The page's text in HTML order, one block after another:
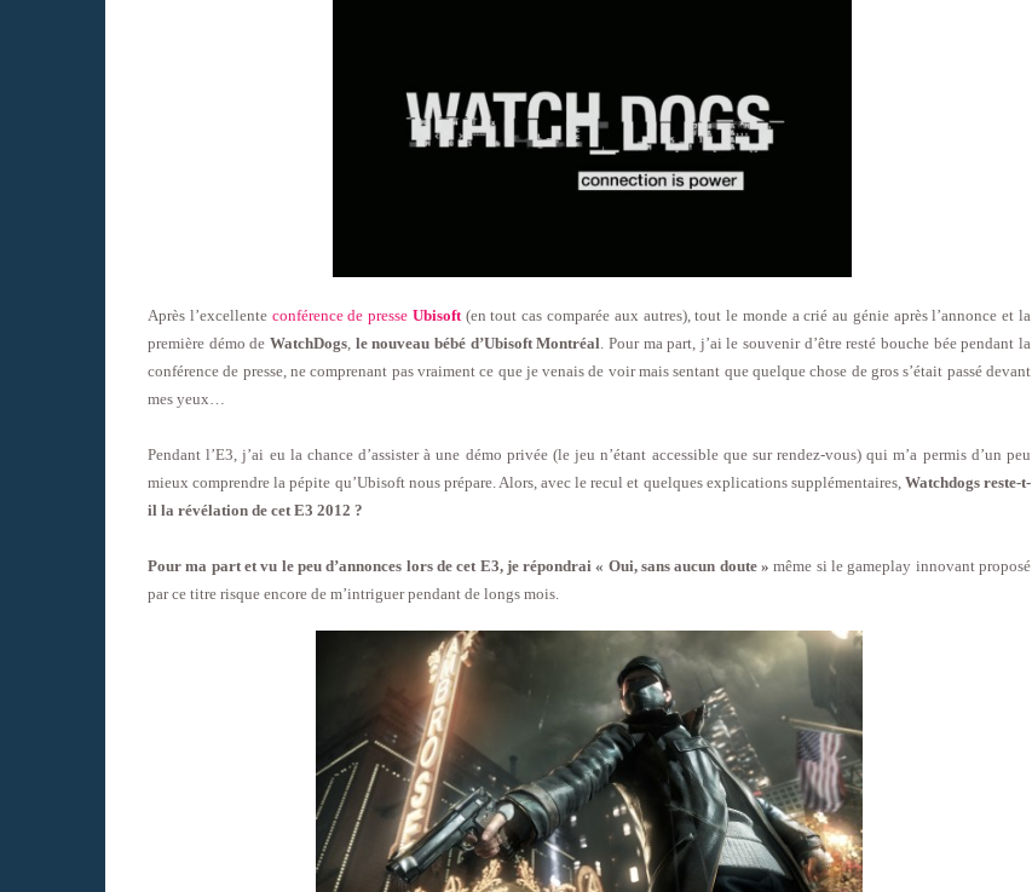
Après l’excellente conférence de presse Ubisoft(en tout cas comparée aux autres), tout le monde a crié au génie après l’annonce et la
première démo de WatchDogs, le nouveau bébé d’Ubisoft Montréal . Pour ma part, j’ai le souvenir d’être resté bouche bée pendant la
conférence de presse, ne comprenant pas vraiment ce que je venais de voir mais sentant que quelque chose de gros s’était passé devant
mes yeux…
Pendant l’E3, j’ai eu la chance d’assister à une démo privée (le jeu n’étant accessible que sur rendez-vous) qui m’a permis d’un peu
mieux comprendre la pépite qu’Ubisoft nous prépare. Alors, avec le recul et quelques explications supplémentaires, Watchdogs reste-t-
il la révélation de cet E3 2012 ?
Pour ma part et vu le peu d’annonces lors de cet E3, je répondrai « Oui, sans aucun doute » même si le gameplay innovant proposé
par ce titre risque encore de m’intriguer pendant de longs mois.